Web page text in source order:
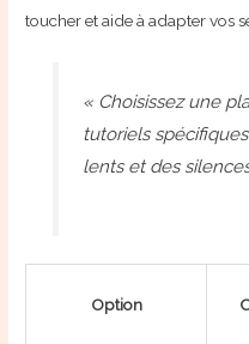
toucher et aide à adapter vos
« Choisissez une
tutoriels
lents et des
Option